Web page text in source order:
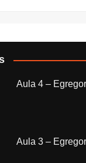
Aula 4 –
Aula 3 –